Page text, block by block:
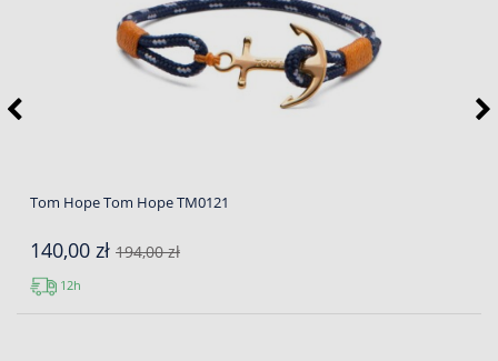
Tom Hope Tom Hope TM0121
140,00 zł 194,00 zł
12h